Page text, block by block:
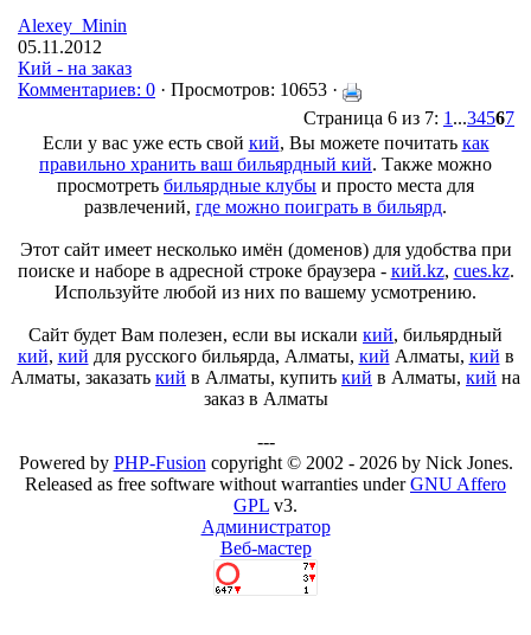
Alexey_Minin
05.11.2012
Кий - на заказ
Комментариев: 0 · Просмотров: 10653 ·
Страница 6 из 7: 1 ...34567
Если у вас уже есть свой кий, Вы можете почитать как
правильно хранить ваш бильярдный кий. Также можно
просмотреть бильярдные клубы и просто места для
развлечений, где можно поиграть в бильярд.
Этот сайт имеет несколько имён (доменов) для удобства при
поиске и наборе в адресной строке браузера - кий.kz, cues.kz.
Используйте любой из них по вашему усмотрению.
Сайт будет Вам полезен, если вы искали кий, бильярдный
кий, кий для русского бильярда, Алматы, кий Алматы, кий в
Алматы, заказать кий в Алматы, купить кий в Алматы, кий на
заказ в Алматы
---
Powered by PHP-Fusion copyright © 2002 - 2026 by Nick Jones.
Released as free software without warranties underGNU Affero
GPL v3.
Администратор
Веб-мастер